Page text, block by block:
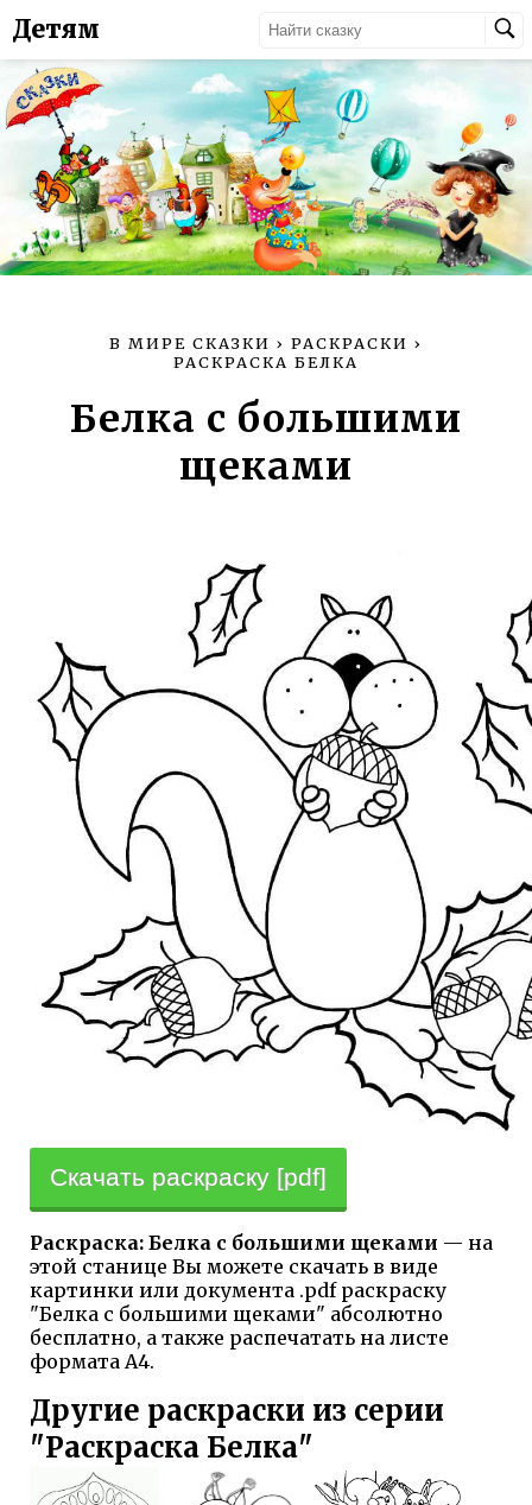
Детям
В МИРЕ СКАЗКИ › РАСКРАСКИ ›
РАСКРАСКА БЕЛКА
Белка с большими
щеками
Скачать раскраску [pdf]
Раскраска: Белка с большими щеками — на
этой станице Вы можете скачать в виде
картинки или документа .pdf раскраску
"Белка с большими щеками" абсолютно
бесплатно, а также распечатать на листе
формата А4.
Другие раскраски из серии
"Раскраска Белка"